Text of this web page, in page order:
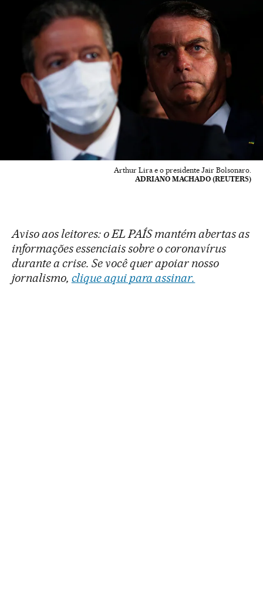
Arthur Lira e o presidente Jair Bolsonaro.
ADRIANO MACHADO (REUTERS)
Aviso aos leitores: o EL PAÍS mantém abertas as
informações essenciais sobre o coronavírus
durante a crise. Se você quer apoiar nosso
jornalismo, clique aqui para assinar.